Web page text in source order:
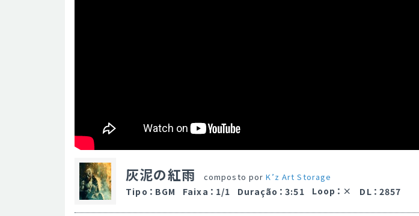
灰泥の紅雨 composto porK’z Art Storage
Tipo ： BGM Faixa ： 1/1 Duração ： 3:51 Loop ： DL ： 2857